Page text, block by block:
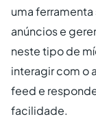
uma
anúncios e
neste tipo de
interagir com o
feed e
facilidade.